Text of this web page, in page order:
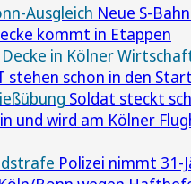
Ausgleich Neue S-
kommt in Etappen
in Kölner
stehen schon in den
Soldat steckt
und wird am Kölner
Polizei nimmt 31-